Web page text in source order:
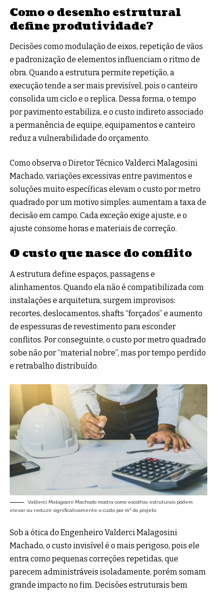
Como o desenho estrutural
define produtividade?
Decisões como modulação de eixos, repetição de vãos
e padronização de elementos influenciam o ritmo de
obra. Quando a estrutura permite repetição, a
execução tende a ser mais previsível, pois o canteiro
consolida um ciclo e o replica. Dessa forma, o tempo
por pavimento estabiliza, e o custo indireto associado
a permanência de equipe, equipamentos e canteiro
reduz a vulnerabilidade do orçamento.
Como observa o Diretor Técnico Valderci Malagosini
Machado, variações excessivas entre pavimentos e
soluções muito específicas elevam o custo por metro
quadrado por um motivo simples: aumentam a taxa de
decisão em campo. Cada exceção exige ajuste, e o
ajuste consome horas e materiais de correção.
O custo que nasce do conflito
A estrutura define espaços, passagens e
alinhamentos. Quando ela não é compatibilizada com
instalações e arquitetura, surgem improvisos:
recortes, deslocamentos, shafts “forçados” e aumento
de espessuras de revestimento para esconder
conflitos. Por conseguinte, o custo por metro quadrado
sobe não por “material nobre”, mas por tempo perdido
e retrabalho distribuído.
Valderci Malagosini Machado mostra como escolhas estruturais podem
elevar ou reduzir significativamente o custo por m² do projeto.
Sob a ótica do Engenheiro Valderci Malagosini
Machado, o custo invisível é o mais perigoso, pois ele
entra como pequenas correções repetidas, que
parecem administráveis isoladamente, porém somam
grande impacto no fim. Decisões estruturais bem